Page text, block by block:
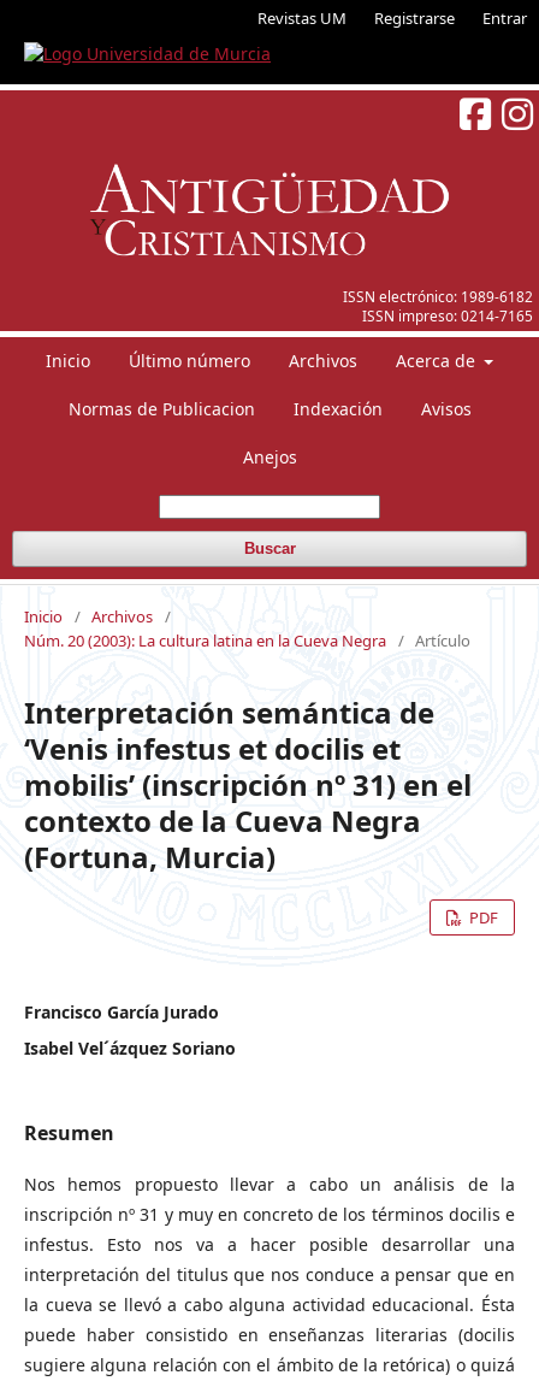
Revistas UM Registrarse Entrar
ISSN electrónico: 1989-6182
ISSN impreso:0214-7165
Inicio Último número Archivos Acerca de
Normas de Publicacion Indexación Avisos
Anejos
Buscar
Inicio / Archivos /
Núm. 20 (2003): La cultura latina en la Cueva Negra / Artículo
Interpretación semántica de
‘Venis infestus et docilis et
mobilis’ (inscripción nº 31) en el
contexto de la Cueva Negra
(Fortuna, Murcia)
PDF
Francisco García Jurado
Isabel Vel´ázquez Soriano
Resumen
Nos hemos propuesto llevar a cabo un análisis de la
inscripción nº 31 y muy en concreto de los términos docilis e
infestus. Esto nos va a hacer posible desarrollar una
interpretación del titulus que nos conduce a pensar que en
la cueva se llevó a cabo alguna actividad educacional. Ésta
puede haber consistido en enseñanzas literarias (docilis
sugiere alguna relación con el ámbito de la retórica) o quizá